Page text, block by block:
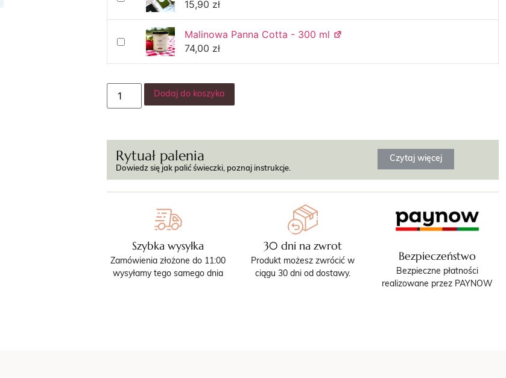
15,90 zł
Malinowa Panna Cotta - 300 ml
74,00 zł
Dodaj do koszyka
Rytuał palenia
Dowiedz się jak palić świeczki, poznaj instrukcje.
Czytaj więcej
Szybka wysyłka
Zamówienia złożone do 11:00
wysyłamy tego samego dnia
30 dni na zwrot
Produkt możesz zwrócić w
ciągu 30 dni od dostawy.
Bezpieczeństwo
Bezpieczne płatności
realizowane przez PAYNOW